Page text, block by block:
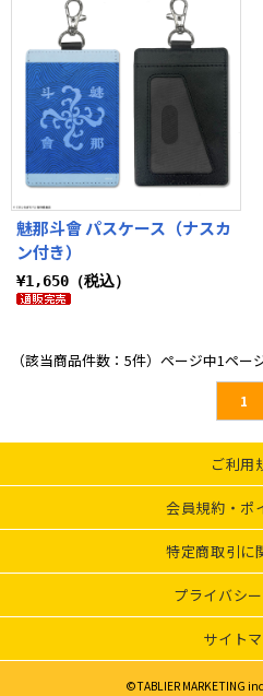
魅那斗會 パスケース（ナスカ
ン付き）
¥1,650（税込）
（該当商品件数：5件）ページ中1ペー
1
ご利用
会員規約・ポ
特定商取引に
プライバシ
サイト
©TABLIER MARKETING